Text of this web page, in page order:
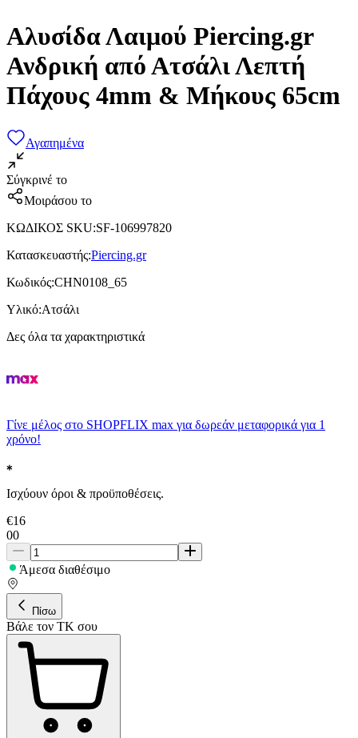
Αλυσίδα Λαιμού Piercing.gr
Ανδρική από Ατσάλι Λεπτή
Πάχους 4mm & Μήκους 65cm
Αγαπημένα
Σύγκρινέ το
Μοιράσου το
ΚΩΔΙΚΟΣ SKU:SF-106997820
Κατασκευαστής:Piercing.gr
Κωδικός:CHN0108_65
Υλικό:Ατσάλι
Δες όλα τα χαρακτηριστικά
Γίνε μέλος στο SHOPFLIX max για δωρεάν μεταφορικά για 1
χρόνο!
Ισχύουν όροι & προϋποθέσεις.
€16
00
Άμεσα διαθέσιμο
Πίσω
Βάλε τον ΤΚ σου